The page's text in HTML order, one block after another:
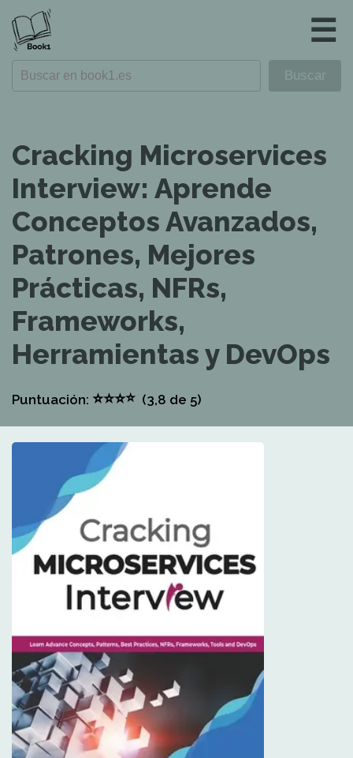
☰
Cracking Microservices
Interview: Aprende
Conceptos Avanzados,
Patrones, Mejores
Prácticas, NFRs,
Frameworks,
Herramientas y DevOps
Puntuación: ⭐⭐⭐⭐ (3,8 de 5)